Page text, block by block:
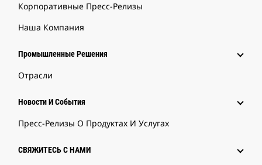
Корпоративные Пресс-Релизы
Наша Компания
Промышленные Решения
Отрасли
Новости И События
Пресс-Релизы О Продуктах И Услугах
СВЯЖИТЕСЬ С НАМИ